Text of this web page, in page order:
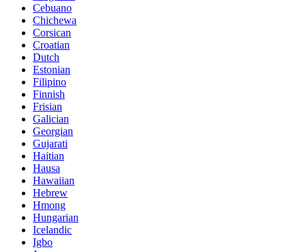
Cebuano
Chichewa
Corsican
Croatian
Dutch
Estonian
Filipino
Finnish
Frisian
Galician
Georgian
Gujarati
Haitian
Hausa
Hawaiian
Hebrew
Hmong
Hungarian
Icelandic
Igbo